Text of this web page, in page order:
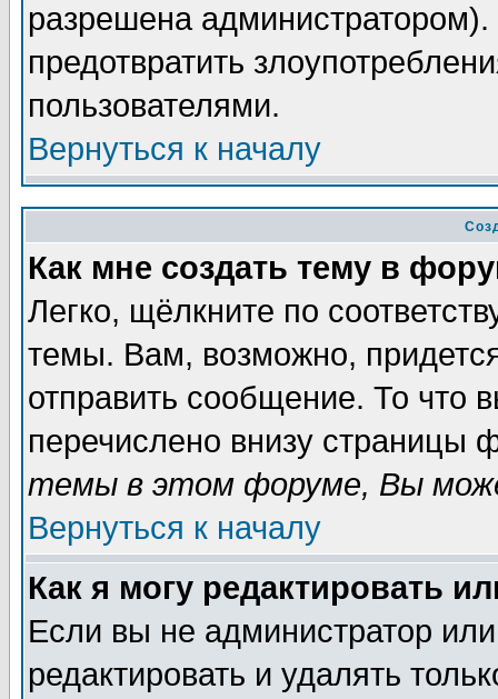
разрешена
предотвратить
пользователями.
Вернуться к началу
Как мне создать тему в
Легко, щёлкните по
темы. Вам, возможно,
отправить сообщение. То что
перечислено внизу страницы
темы в этом форуме, Вы
Вернуться к началу
Как я могу редактировать
Если вы не администратор
редактировать и удалять